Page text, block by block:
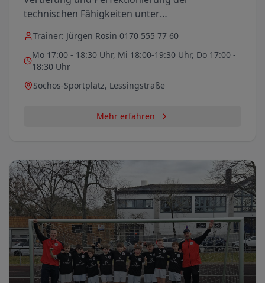
technischen Fähigkeiten unter
Komplexe taktische Übungen, wie das
Umschaltspiel und das Pressingverhalten
rücken hier in den Mittelpunkt.
Trainer: Jürgen Rosin 0170 555 77 60
Mo 17:00 - 18:30 Uhr, Mi 18:00-19:30 Uhr, Do 17:00 -
18:30 Uhr
Sochos-Sportplatz, Lessingstraße
Mehr erfahren